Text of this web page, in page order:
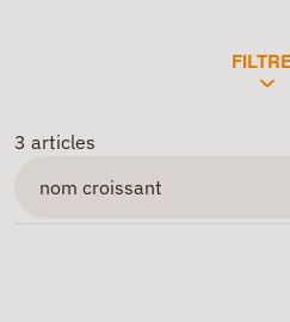
3 articles